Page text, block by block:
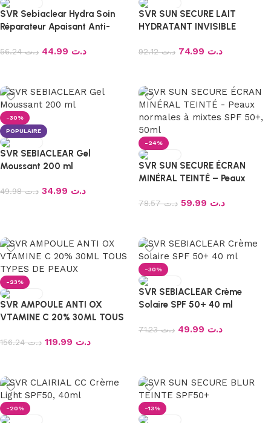
SVR Sebiaclear Hydra Soin
Réparateur Apaisant Anti-
د.ت56.24 د.ت
SVR SUN SECURE LAIT
HYDRATANT INVISIBLE
د.ت92.12 د.ت
-30%
POPULAIRE
SVR SEBIACLEAR Gel
Moussant 200 ml
د.ت49.98 د.ت
-24%
SVR SUN SECURE ÉCRAN
MINÉRAL TEINTÉ – Peaux
50ml د.ت78.57 د.ت
-23%
SVR AMPOULE ANTI OX
VTAMINE C 20% 30ML TOUS
د.ت156.24 د.ت
-30%
SVR SEBIACLEAR Crème
Solaire SPF 50+ 40 ml
د.ت71.23 د.ت
-20% -13%